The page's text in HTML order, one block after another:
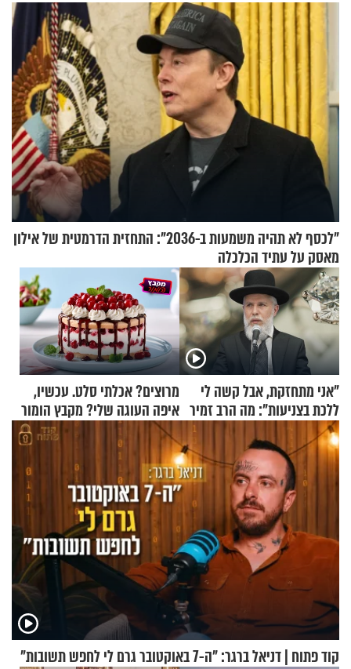
בנט בריאיון אישי
"לכסף לא תהיה משמעות ב-2036": התחזית הדרמטית של אילון
מאסק על עתיד הכלכלה
"אני מתחזקת, אבל קשה לי
ללכת בצניעות": מה הרב זמיר
כהן המליץ לה לעשות?
מרוצים? אכלתי סלט. עכשיו,
איפה העוגה שלי? מקבץ הומור
כייפי מספר 1
קוד פתוח | דניאל ברגר: "ה-7 באוקטובר גרם לי לחפש תשובות"